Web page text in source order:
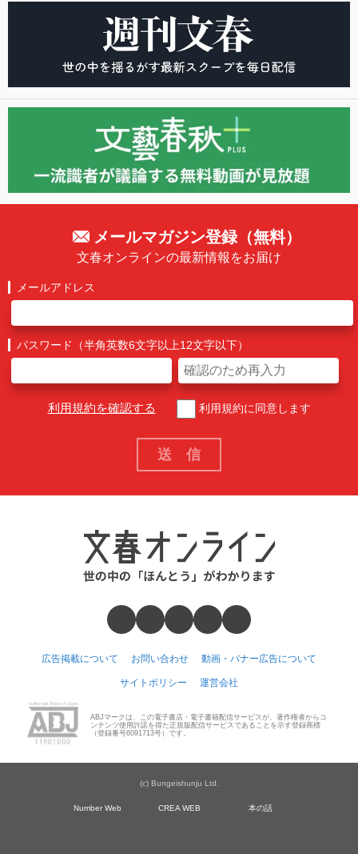
メールマガジン登録（無料）
文春オンラインの最新情報をお届け
メールアドレス
パスワード（半角英数6文字以上12文字以下）
利用規約を確認する 利用規約に同意します
広告掲載について お問い合わせ 動画・バナー広告について
サイトポリシー 運営会社
ABJマークは、この電子書店・電子書籍配信サービスが、著作権者からコ
ンテンツ使用許諾を得た正規版配信サービスであることを示す登録商標
（登録番号6091713号）です。
(c) Bungeishunju Ltd.
Number Web CREA WEB 本の話